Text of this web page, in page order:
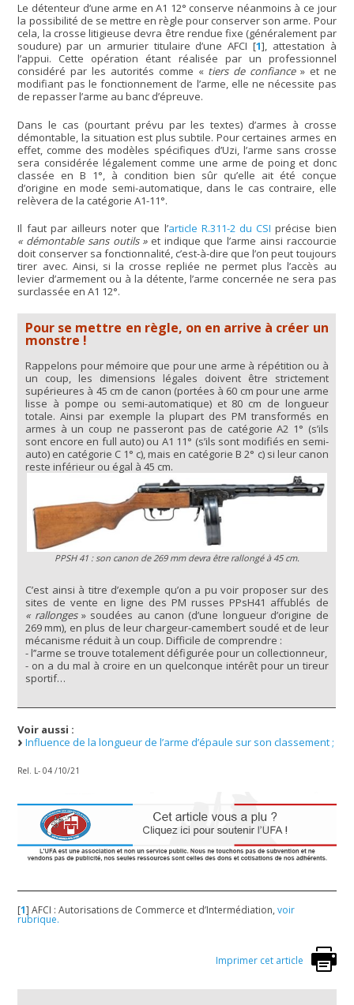
Le détenteur d’une arme en A1 12° conserve néanmoins à ce jour
la possibilité de se mettre en règle pour conserver son arme. Pour
cela, la crosse litigieuse devra être rendue fixe (généralement par
soudure) par un armurier titulaire d’une AFCI [1], attestation à
l’appui. Cette opération étant réalisée par un professionnel
considéré par les autorités comme « tiers de confiance» et ne
modifiant pas le fonctionnement de l’arme, elle ne nécessite pas
de repasser l’arme au banc d’épreuve.
Dans le cas (pourtant prévu par les textes) d’armes à crosse
démontable, la situation est plus subtile. Pour certaines armes en
effet, comme des modèles spécifiques d’Uzi, l’arme sans crosse
sera considérée légalement comme une arme de poing et donc
classée en B 1°, à condition bien sûr qu’elle ait été conçue
d’origine en mode semi-automatique, dans le cas contraire, elle
relèvera de la catégorie A1-11°.
Il faut par ailleurs noter que l’article R.311-2 du CSI précise bien
« démontable sans outils »et indique que l’arme ainsi raccourcie
doit conserver sa fonctionnalité, c’est-à-dire que l’on peut toujours
tirer avec. Ainsi, si la crosse repliée ne permet plus l’accès au
levier d’armement ou à la détente, l’arme concernée ne sera pas
surclassée en A1 12°.
Pour se mettre en règle, on en arrive à créer un
monstre !
Rappelons pour mémoire que pour une arme à répétition ou à
un coup, les dimensions légales doivent être strictement
supérieures à 45 cm de canon (portées à 60 cm pour une arme
lisse à pompe ou semi-automatique) et 80 cm de longueur
totale. Ainsi par exemple la plupart des PM transformés en
armes à un coup ne passeront pas de catégorie A2 1° (s’ils
sont encore en full auto) ou A1 11° (s’ils sont modifiés en semi-
auto) en catégorie C 1° c), mais en catégorie B 2° c) si leur canon
reste inférieur ou égal à 45 cm.
PPSH 41 : son canon de 269 mm devra être rallongé à 45 cm.
C’est ainsi à titre d’exemple qu’on a pu voir proposer sur des
sites de vente en ligne des PM russes PPsH41 affublés de
« rallonges» soudées au canon (d’une longueur d’origine de
269 mm), en plus de leur chargeur-camembert soudé et de leur
mécanisme réduit à un coup. Difficile de comprendre :
- l’’arme se trouve totalement défigurée pour un collectionneur,
- on a du mal à croire en un quelconque intérêt pour un tireur
sportif…
Voir aussi :
Influence de la longueur de l’arme d’épaule sur son classement ;
Rel. L- 04 /10/21
[1]AFCI : Autorisations de Commerce et d’Intermédiation,voir
rubrique.
Imprimer cet article